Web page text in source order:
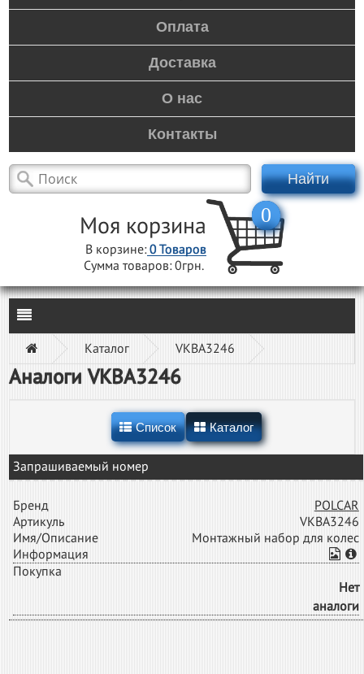
Оплата
Доставка
О нас
Контакты
Найти
Моя корзина
В корзине:0Товаров
Сумма товаров:0грн.
0
Каталог VKBA3246
Аналоги VKBA3246
Список Каталог
Запрашиваемый номер
Бренд
POLCAR
Артикуль
VKBA3246
Имя/Описание
Монтажный набор для колес
Информация
Покупка
Нет
аналоги